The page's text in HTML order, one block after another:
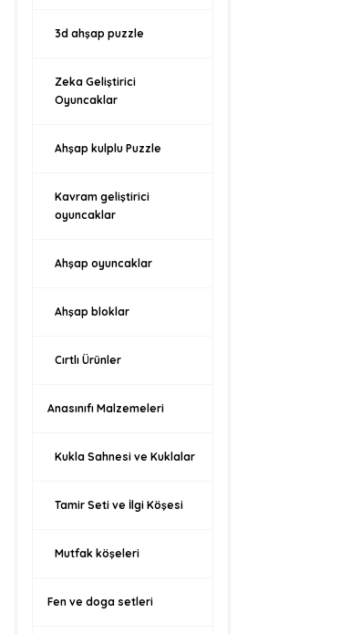
3d ahşap puzzle
Zeka Geliştirici
Oyuncaklar
Ahşap kulplu Puzzle
Kavram geliştirici
oyuncaklar
Ahşap oyuncaklar
Ahşap bloklar
Cırtlı Ürünler
Anasınıfı Malzemeleri
Kukla Sahnesi ve Kuklalar
Tamir Seti ve İlgi Köşesi
Mutfak köşeleri
Fen ve doga setleri